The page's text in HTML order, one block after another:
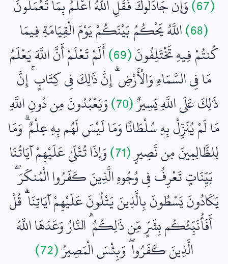
(67)
وَإِن جَادَلُوكَ فَقُلِ اللَّهُ أَعْلَمُ بِمَا تَعْمَلُونَ
(68)
اللَّهُ يَحْكُمُ بَيْنَكُمْ يَوْمَ الْقِيَامَةِ فِيمَا
كُنتُمْ فِيهِ تَخْتَلِفُونَ(69)
أَلَمْ تَعْلَمْ أَنَّ اللَّهَ يَعْلَمُ
مَا فِي السَّمَاءِ وَالْأَرْضِ ۗ إِنَّ ذَٰلِكَ فِي كِتَابٍ ۚ إِنَّ
ذَٰلِكَ عَلَى اللَّهِ يَسِيرٌ(70)
وَيَعْبُدُونَ مِن دُونِ اللَّهِ
مَا لَمْ يُنَزِّلْ بِهِ سُلْطَانًا وَمَا لَيْسَ لَهُم بِهِ عِلْمٌ ۗ وَمَا
لِلظَّالِمِينَ مِن نَّصِيرٍ(71)
وَإِذَا تُتْلَىٰ عَلَيْهِمْ آيَاتُنَا
بَيِّنَاتٍ تَعْرِفُ فِي وُجُوهِ الَّذِينَ كَفَرُوا الْمُنكَرَ ۖ
يَكَادُونَ يَسْطُونَ بِالَّذِينَ يَتْلُونَ عَلَيْهِمْ آيَاتِنَا ۗ قُلْ
أَفَأُنَبِّئُكُم بِشَرٍّ مِّن ذَٰلِكُمُ ۗ النَّارُ وَعَدَهَا اللَّهُ
الَّذِينَ كَفَرُوا ۖ وَبِئْسَ الْمَصِيرُ(72)